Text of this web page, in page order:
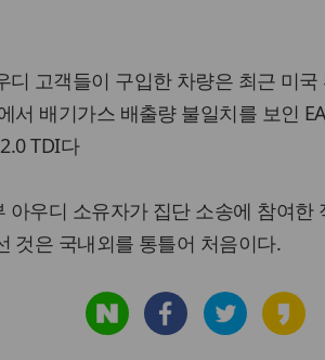
디 고객들이 구입한 차량은 최근 미국
서 배기가스 배출량 불일치를 보인
TDI다
아우디 소유자가 집단 소송에 참여한
것은 국내외를 통틀어 처음이다.